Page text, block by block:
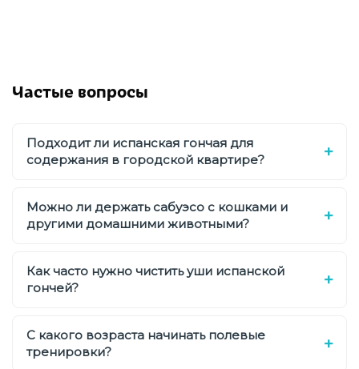
Частые вопросы
Подходит ли испанская гончая для
содержания в городской квартире?
Можно ли держать сабуэсо с кошками и
другими домашними животными?
Как часто нужно чистить уши испанской
гончей?
С какого возраста начинать полевые
тренировки?